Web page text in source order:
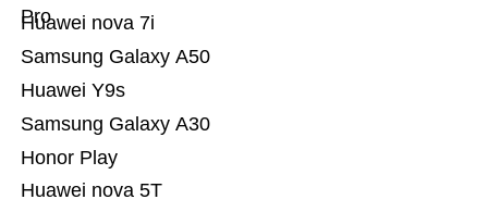
Huawei nova 5T
Honor Play
Samsung Galaxy A30
Huawei Y9s
Samsung Galaxy A50
Huawei nova 7i
Pro